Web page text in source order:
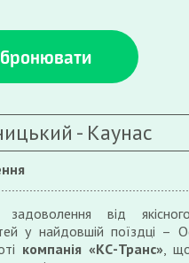
- Каунас
задоволення від
у найдовшій поїздці –
компанія «КС-Транс», що